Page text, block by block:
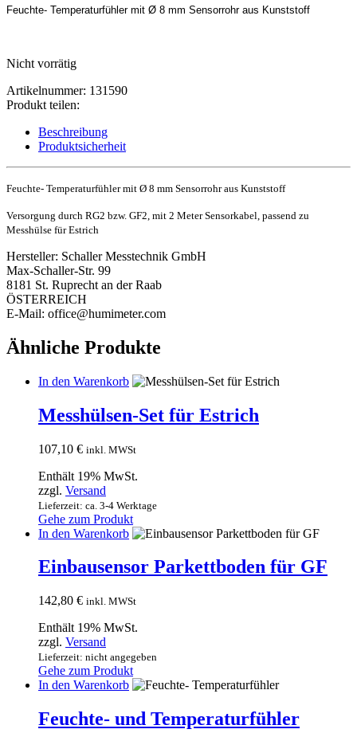
Feuchte- Temperaturfühler mit Ø 8 mm Sensorrohr aus Kunststoff
Nicht vorrätig
Artikelnummer: 131590
Produkt teilen:
Beschreibung
Produktsicherheit
Feuchte- Temperaturfühler mit Ø 8 mm Sensorrohr aus Kunststoff
Versorgung durch RG2 bzw. GF2, mit 2 Meter Sensorkabel, passend zu
Messhülse für Estrich
Hersteller: Schaller Messtechnik GmbH
Max-Schaller-Str. 99
8181 St. Ruprecht an der Raab
ÖSTERREICH
E-Mail: office@humimeter.com
Ähnliche Produkte
In den Warenkorb
Messhülsen-Set für Estrich
107,10 € inkl. MWSt
Enthält 19% MwSt.
zzgl. Versand
Lieferzeit: ca. 3-4 Werktage
Gehe zum Produkt
In den Warenkorb
Einbausensor Parkettboden für GF
142,80 € inkl. MWSt
Enthält 19% MwSt.
zzgl. Versand
Lieferzeit: nicht angegeben
Gehe zum Produkt
In den Warenkorb
Feuchte- und Temperaturfühler